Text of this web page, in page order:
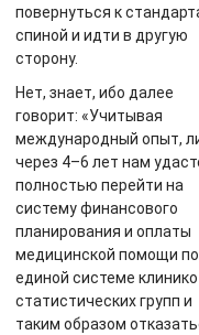
повернуться к
спиной и идти в другую
сторону.
Нет, знает, ибо далее
говорит: «Учитывая
международный опыт,
через 4–6 лет нам
полностью перейти на
систему финансового
планирования и оплаты
медицинской помощи по
единой системе
статистических групп и
таким образом